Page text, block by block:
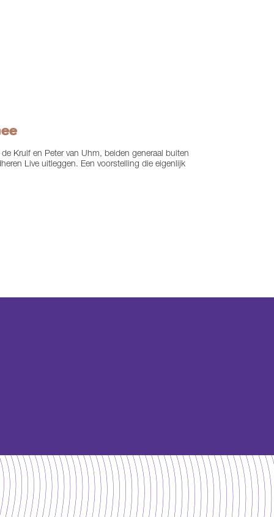
Kruif en Peter van Uhm, beiden generaal buiten
Live uitleggen. Een voorstelling die eigenlijk